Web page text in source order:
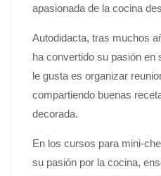
apasionada de la cocina
Autodidacta, tras muchos
ha convertido su pasión en
le gusta es organizar
compartiendo buenas
decorada.
En los cursos para mini-
su pasión por la cocina,